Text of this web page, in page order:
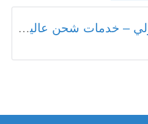
هوم سيف للشحن الدولي – خدمات شحن عالية الجودة بأسعار مناسبة - home-safe.me